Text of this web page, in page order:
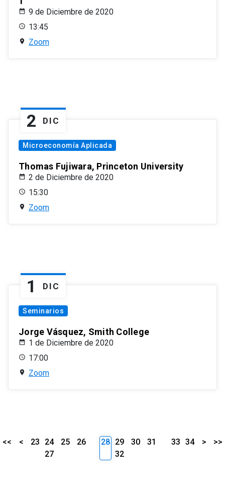
9 de Diciembre de 2020
13:45
Zoom
2 DIC
Microeconomía Aplicada
Thomas Fujiwara, Princeton University
2 de Diciembre de 2020
15:30
Zoom
1 DIC
Seminarios
Jorge Vásquez, Smith College
1 de Diciembre de 2020
17:00
Zoom
<< < 23 24 25
26
27
28 29 30
31
32
33 34 > >>